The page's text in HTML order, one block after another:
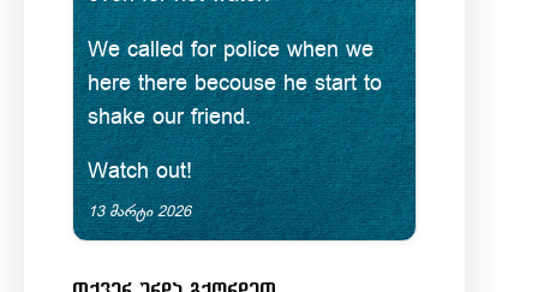
f
5
0
o
u
t
o
f
t
e
d
1
.
0
We called for police when we
here there becouse he start to
shake our friend.
Watch out!
13 მარტი 2026